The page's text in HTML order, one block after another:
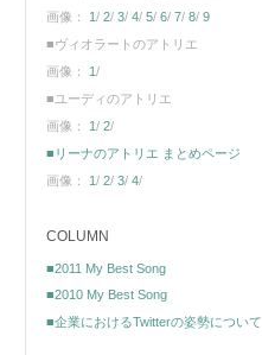
画像： 1/ 2/ 3/ 4/ 5/ 6/ 7/ 8/ 9
■ヴィオラートのアトリエ
画像： 1/
■ユーディのアトリエ
画像： 1/ 2/
■リーナのアトリエ まとめページ
画像： 1/ 2/ 3/ 4/
COLUMN
■2011 My Best Song
■2010 My Best Song
■企業におけるTwitterの姿勢について